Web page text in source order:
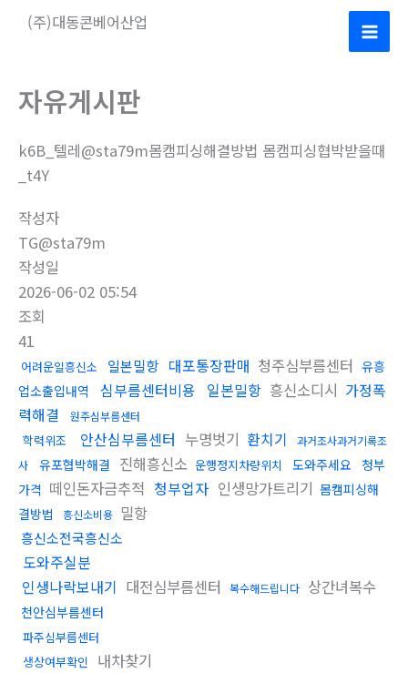
(주)대동콘베어산업
Main
자유게시판
k6B_텔레@sta79m몸캠피싱해결방법 몸캠피싱협박받을때
_t4Y
작성자
TG@sta79m
작성일
2026-06-02 05:54
조회
41
어려운일흥신소 일본밀항 대포통장판매 청주심부름센터 유흥
업소출입내역
심부름센터비용 일본밀항 흥신소디시 가정폭
력해결
원주심부름센터
학력위조 안산심부름센터 누명벗기 환치기
과거조사과거기록조
사
유포협박해결 진해흥신소 운행정지차량위치 도와주세요
청부
가격 떼인돈자금추적 청부업자 인생망가트리기 몸캠피싱해
결방법
흥신소비용 밀항
흥신소전국흥신소
도와주실분
인생나락보내기 대전심부름센터 복수해드립니다 상간녀복수
천안심부름센터
파주심부름센터
생상여부확인
내차찾기